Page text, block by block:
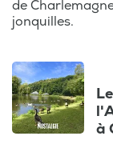
de
jonquilles.
à